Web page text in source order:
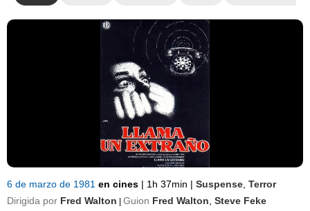
6 de marzo de 1981 en cines | 1h 37min | Suspense Terror
Dirigida por Fred Walton Guion Fred Walton Steve Feke